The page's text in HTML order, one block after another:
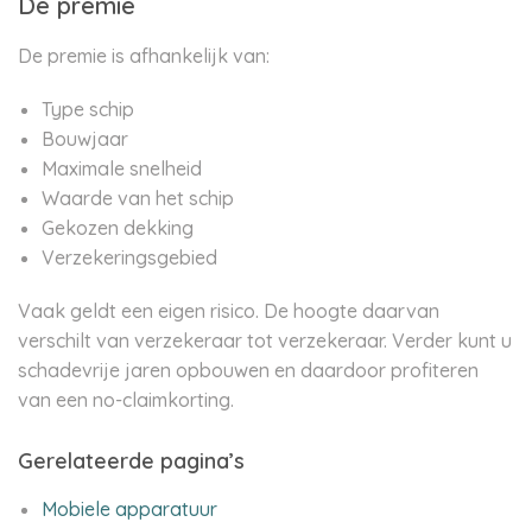
De premie is afhankelijk van:
Type schip
Bouwjaar
Maximale snelheid
Waarde van het schip
Gekozen dekking
Verzekeringsgebied
Vaak geldt een eigen risico. De hoogte daarvan
verschilt van verzekeraar tot verzekeraar. Verder kunt u
schadevrije jaren opbouwen en daardoor profiteren
van een no-claimkorting.
Gerelateerde pagina’s
Mobiele apparatuur